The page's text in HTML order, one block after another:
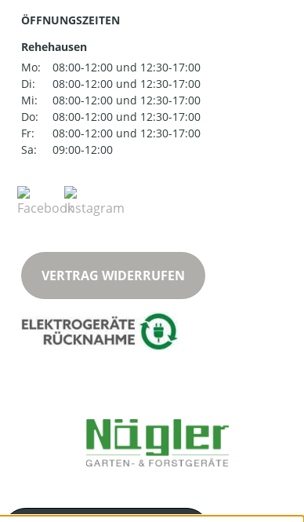
ÖFFNUNGSZEITEN
Rehehausen
Mo:
08:00-12:00 und 12:30-17:00
Di:
08:00-12:00 und 12:30-17:00
Mi:
08:00-12:00 und 12:30-17:00
Do:
08:00-12:00 und 12:30-17:00
Fr:
08:00-12:00 und 12:30-17:00
Sa:
09:00-12:00
VERTRAG WIDERRUFEN